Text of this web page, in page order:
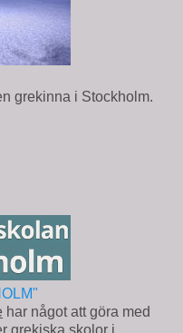
grekinna i Stockholm.
har något att göra med
grekiska skolor i